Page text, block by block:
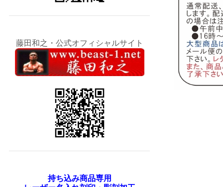
藤田和之・公式オフィシャルサイト
持ち込み商品専用